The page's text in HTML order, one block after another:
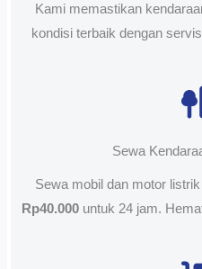
Kami memastikan
kondisi terbaik dengan
Sewa
Sewa mobil dan motor
Rp40.000untuk 24 jam.